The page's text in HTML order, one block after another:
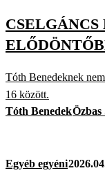
Tóth Benedeknek
16 között.
Tóth BenedekÖzbas
Egyéb egyéni